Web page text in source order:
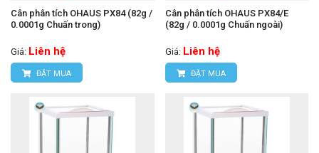
Cân phân tích OHAUS PX84 (82g /
0.0001g Chuấn trong)
Giá: Liên hệ
ĐẶT MUA
Cân phân tích OHAUS PX84/E
(82g / 0.0001g Chuấn ngoài)
Giá: Liên hệ
ĐẶT MUA